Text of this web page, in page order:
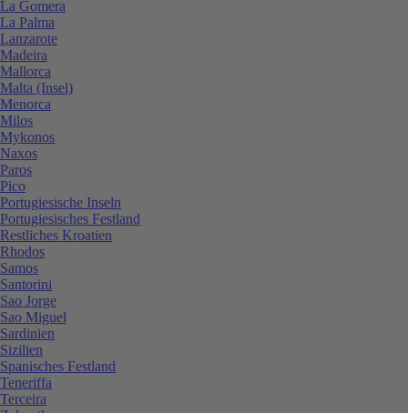
La Gomera
La Palma
Lanzarote
Madeira
Mallorca
Malta (Insel)
Menorca
Milos
Mykonos
Naxos
Paros
Pico
Portugiesische Inseln
Portugiesisches Festland
Restliches Kroatien
Rhodos
Samos
Santorini
Sao Jorge
Sao Miguel
Sardinien
Sizilien
Spanisches Festland
Teneriffa
Terceira